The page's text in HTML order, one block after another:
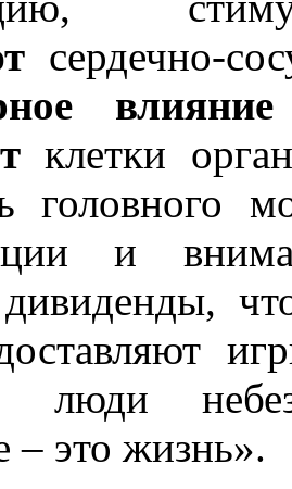
сердечно-
влияние
клетки
головного
и
люди
– это жизнь».